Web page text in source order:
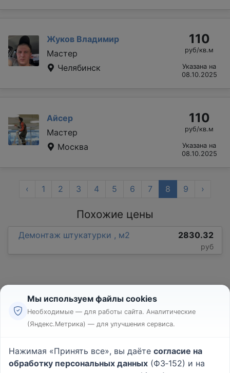
Жуков Владимир
Мастер
Челябинск
110
руб/кв.м
Указана на
08.10.2025
Айсер
Мастер
Москва
110
руб/кв.м
Указана на
08.10.2025
‹ 1 2 3 4 5 6 7 8 9 ›
Похожие цены
Демонтаж штукатурки , м2 2830.32
руб
Реклама
Пользовательское соглашение
Политика конфиденциальности
Мы используем файлы cookies
Необходимые — для работы сайта. Аналитические
(Яндекс.Метрика) — для улучшения сервиса.
Нажимая «Принять все», вы даёте согласие на
обработку персональных данных (ФЗ‑152) и на